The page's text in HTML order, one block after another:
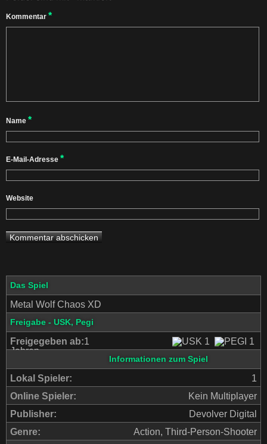
Kommentar *
Name *
E-Mail-Adresse *
Website
Das Spiel
Metal Wolf Chaos XD
Freigabe - USK, Pegi
Freigegeben ab:1
Jahren
Informationen zum Spiel
Lokal Spieler:
1
Online Spieler:
Kein Multiplayer
Publisher:
Devolver Digital
Genre:
Action, Third-Person-Shooter